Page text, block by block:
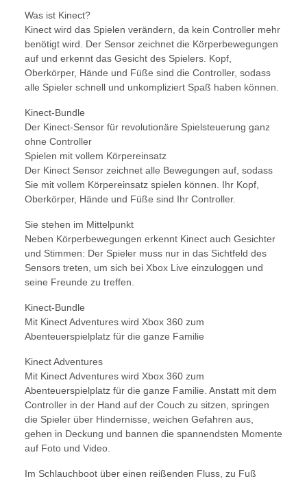
Was ist Kinect?
Kinect wird das Spielen verändern, da kein Controller mehr
benötigt wird. Der Sensor zeichnet die Körperbewegungen
auf und erkennt das Gesicht des Spielers. Kopf,
Oberkörper, Hände und Füße sind die Controller, sodass
alle Spieler schnell und unkompliziert Spaß haben können.
Kinect-Bundle
Der Kinect-Sensor für revolutionäre Spielsteuerung ganz
ohne Controller
Spielen mit vollem Körpereinsatz
Der Kinect Sensor zeichnet alle Bewegungen auf, sodass
Sie mit vollem Körpereinsatz spielen können. Ihr Kopf,
Oberkörper, Hände und Füße sind Ihr Controller.
Sie stehen im Mittelpunkt
Neben Körperbewegungen erkennt Kinect auch Gesichter
und Stimmen: Der Spieler muss nur in das Sichtfeld des
Sensors treten, um sich bei Xbox Live einzuloggen und
seine Freunde zu treffen.
Kinect-Bundle
Mit Kinect Adventures wird Xbox 360 zum
Abenteuerspielplatz für die ganze Familie
Kinect Adventures
Mit Kinect Adventures wird Xbox 360 zum
Abenteuerspielplatz für die ganze Familie. Anstatt mit dem
Controller in der Hand auf der Couch zu sitzen, springen
die Spieler über Hindernisse, weichen Gefahren aus,
gehen in Deckung und bannen die spannendsten Momente
auf Foto und Video.
Im Schlauchboot über einen reißenden Fluss, zu Fuß